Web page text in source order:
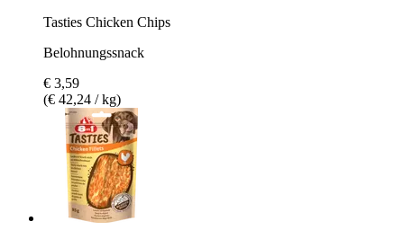
Tasties Chicken Chips
Belohnungssnack
€ 3,59
(€ 42,24 / kg)